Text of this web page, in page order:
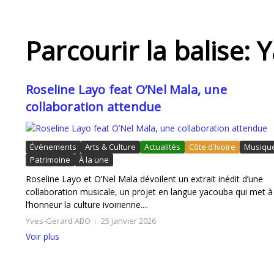
Les JCA Kings en mission à Rabat pour BAL
Parcourir la balise:
Roseline Layo feat O’Nel Mala, une
collaboration attendue
Évènements Arts & Culture Actualités Côte d'Ivoire
Patrimoine
À la une
Roseline Layo et O’Nel Mala dévoilent un extrait inédit d’une
collaboration musicale, un projet en langue yacouba qui met à
l’honneur la culture ivoirienne....
Yves-Gerard ABO 25 janvier 2026
Voir plus